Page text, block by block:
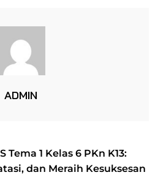
Tema
6:
Nilainya
ADMIN
Tema 1 Kelas 6 PKn K13:
dan Meraih Kesuksesan